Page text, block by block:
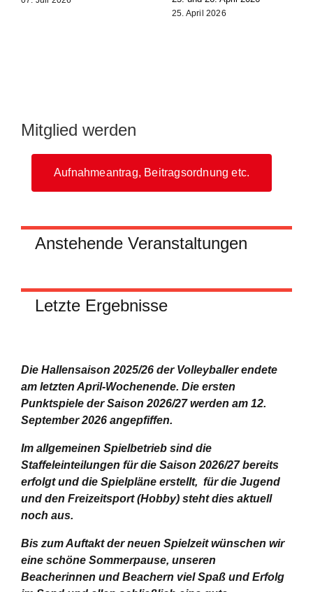
25. April 2026
Mitglied werden
Aufnahmeantrag, Beitragsordnung etc.
Anstehende Veranstaltungen
Letzte Ergebnisse
Die Hallensaison 2025/26 der Volleyballer endete
am letzten April-Wochenende. Die ersten
Punktspiele der Saison 2026/27 werden am 12.
September 2026 angepfiffen.
Im allgemeinen Spielbetrieb sind die
Staffeleinteilungen für die Saison 2026/27 bereits
erfolgt und die Spielpläne erstellt, für die Jugend
und den Freizeitsport (Hobby) steht dies aktuell
noch aus.
Bis zum Auftakt der neuen Spielzeit wünschen wir
eine schöne Sommerpause, unseren
Beacherinnen und Beachern viel Spaß und Erfolg